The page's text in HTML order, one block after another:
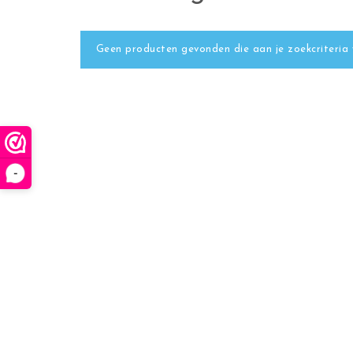
-
Geen producten gevonden die aan je zoekcriteria